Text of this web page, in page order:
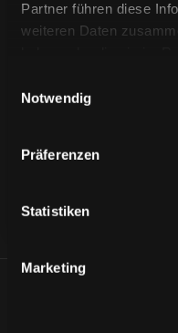
Partner führen diese
weiteren Daten
Notwendig
Präferenzen
Statistiken
Marketing